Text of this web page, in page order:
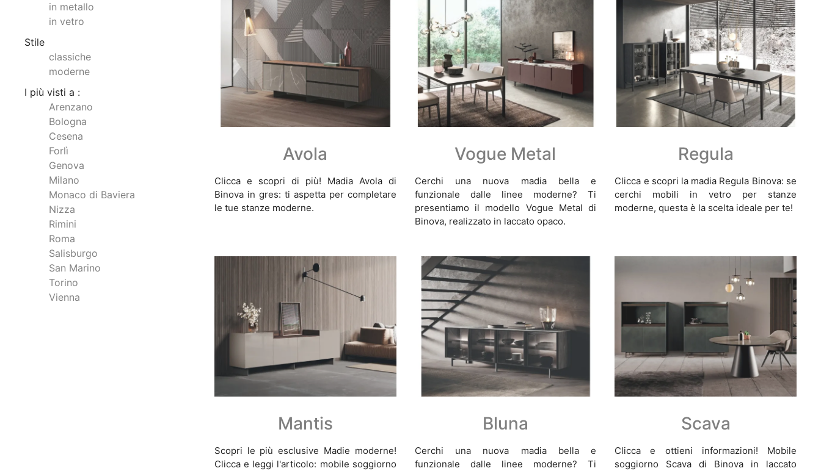
in metallo
in vetro
Stile
classiche
moderne
I più visti a :
Arenzano
Bologna
Cesena
Forlì
Genova
Milano
Monaco di Baviera
Nizza
Rimini
Roma
Salisburgo
San Marino
Torino
Vienna
Avola
Clicca e scopri di più! Madia Avola di
Binova in gres: ti aspetta per completare
le tue stanze moderne.
Vogue Metal
Cerchi una nuova madia bella e
funzionale dalle linee moderne? Ti
presentiamo il modello Vogue Metal di
Binova, realizzato in laccato opaco.
Regula
Clicca e scopri la madia Regula Binova: se
cerchi mobili in vetro per stanze
moderne, questa è la scelta ideale per te!
Mantis
Scopri le più esclusive Madie moderne!
Clicca e leggi l'articolo: mobile soggiorno
Bluna
Cerchi una nuova madia bella e
funzionale dalle linee moderne? Ti
Scava
Clicca e ottieni informazioni! Mobile
soggiorno Scava di Binova in laccato